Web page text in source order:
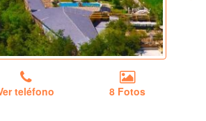
teléfono 8 Fotos